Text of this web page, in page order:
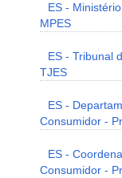
ES -
MPES
ES - Tribunal
TJES
ES -
Consumidor -
ES -
Consumidor -